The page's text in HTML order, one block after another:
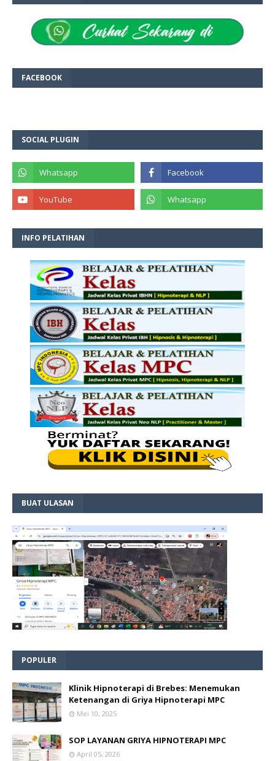
FACEBOOK
SOCIAL PLUGIN
INFO PELATIHAN
BUAT ULASAN
POPULER
Klinik Hipnoterapi di Brebes: Menemukan
Ketenangan di Griya Hipnoterapi MPC
Mei 10, 2025
SOP LAYANAN GRIYA HIPNOTERAPI MPC
April 05, 2026